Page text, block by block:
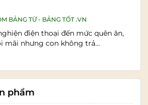
BẢNG TỪ - BẢNG TỐT .VN
điện thoại đến mức quên ăn,
mãi nhưng con không trả...
phẩm